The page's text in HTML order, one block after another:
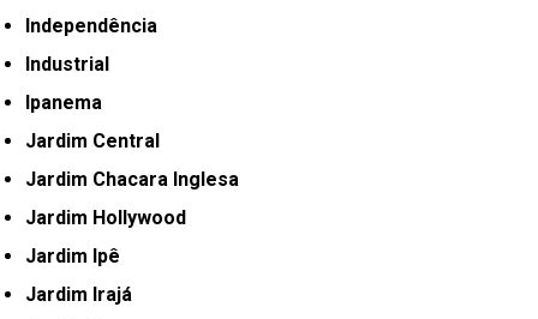
Independência
Industrial
Ipanema
Jardim Central
Jardim Chacara Inglesa
Jardim Hollywood
Jardim Ipê
Jardim Irajá